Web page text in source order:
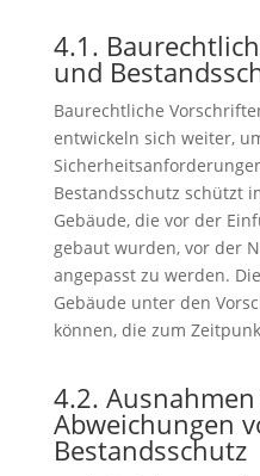
4.1.
und
Baurechtliche
entwickeln sich weiter,
Bestandsschutz schützt
Gebäude, die vor der
gebaut wurden, vor der
angepasst zu werden.
Gebäude unter den
können, die zum
4.2.
Abweichungen
Bestandsschutz